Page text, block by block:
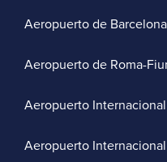
Aeropuerto de
Aeropuerto de Roma-
Aeropuerto
Aeropuerto